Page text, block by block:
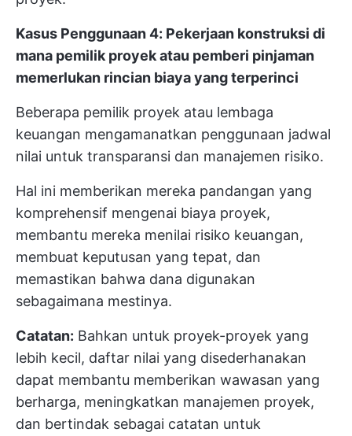
Kasus Penggunaan 4: Pekerjaan konstruksi di
mana pemilik proyek atau pemberi pinjaman
memerlukan rincian biaya yang terperinci
Beberapa pemilik proyek atau lembaga
keuangan mengamanatkan penggunaan jadwal
nilai untuk transparansi dan manajemen risiko.
Hal ini memberikan mereka pandangan yang
komprehensif mengenai biaya proyek,
membantu mereka menilai risiko keuangan,
membuat keputusan yang tepat, dan
memastikan bahwa dana digunakan
sebagaimana mestinya.
Catatan: Bahkan untuk proyek-proyek yang
lebih kecil, daftar nilai yang disederhanakan
dapat membantu memberikan wawasan yang
berharga, meningkatkan manajemen proyek,
dan bertindak sebagai catatan untuk